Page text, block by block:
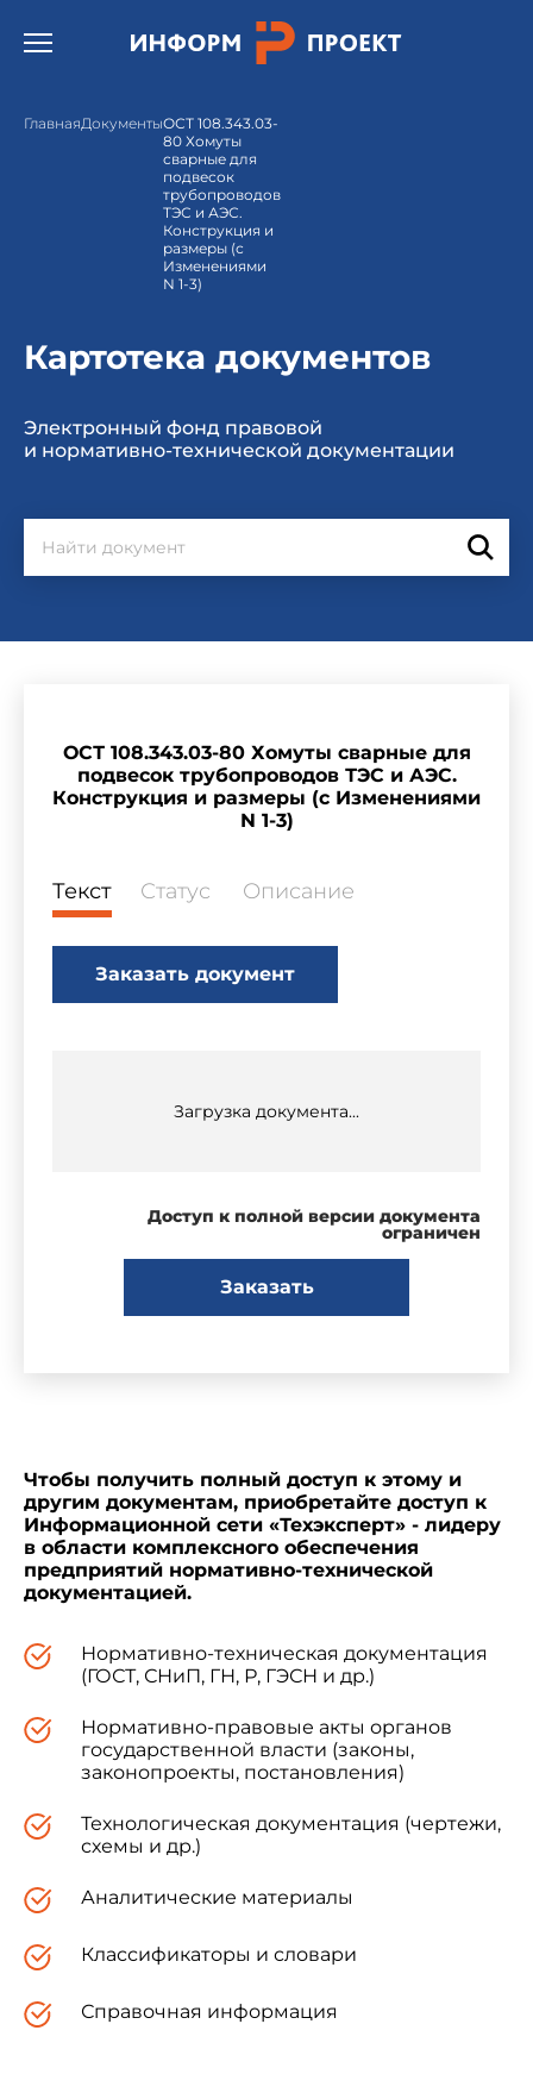
Открыть бургер меню.
ГлавнаяДокументыОСТ 108.343.03-
80 Хомуты
сварные для
подвесок
трубопроводов
ТЭС и АЭС.
Конструкция и
размеры (с
Изменениями
N 1-3)
Картотека документов
Электронный фонд правовой
и нормативно-технической документации
ОСТ 108.343.03-80 Хомуты сварные для
подвесок трубопроводов ТЭС и АЭС.
Конструкция и размеры (с Изменениями
N 1-3)
Текст Статус Описание
Заказать документ
Загрузка документа...
Доступ к полной версии документа
ограничен
Заказать
Чтобы получить полный доступ к этому и
другим документам, приобретайте доступ к
Информационной сети «Техэксперт» - лидеру
в области комплексного обеспечения
предприятий нормативно-технической
документацией.
Нормативно-техническая документация
(ГОСТ, СНиП, ГН, Р, ГЭСН и др.)
Нормативно-правовые акты органов
государственной власти (законы,
законопроекты, постановления)
Технологическая документация (чертежи,
схемы и др.)
Аналитические материалы
Классификаторы и словари
Справочная информация